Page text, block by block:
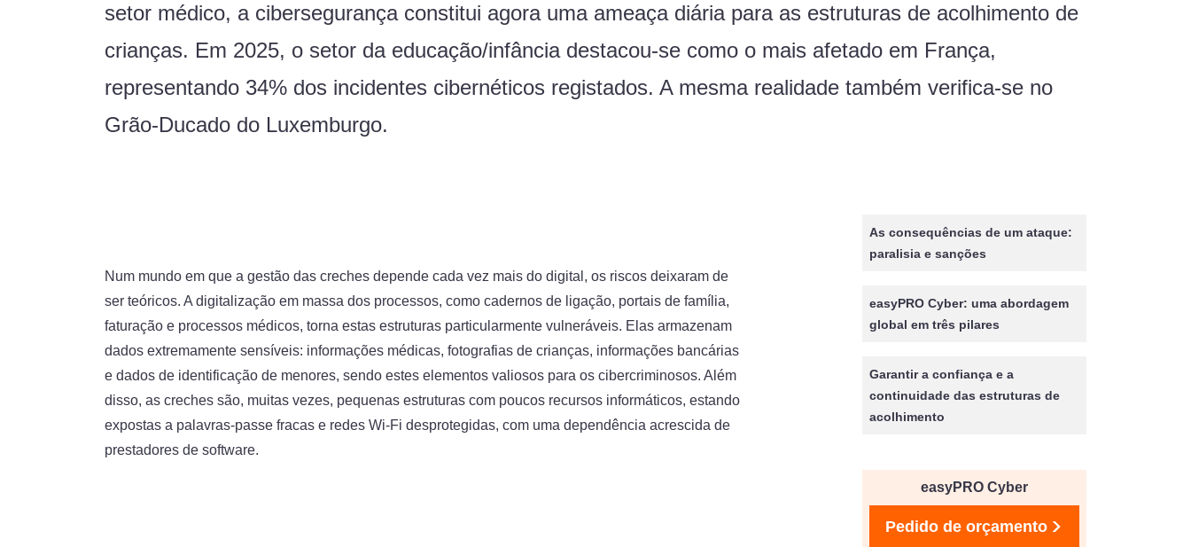
setor médico, a cibersegurança constitui agora uma ameaça diária para as estruturas de acolhimento de
crianças. Em 2025, o setor da educação/infância destacou-se como o mais afetado em França,
representando 34% dos incidentes cibernéticos registados. A mesma realidade também verifica-se no
Grão-Ducado do Luxemburgo.
As consequências de um ataque:
paralisia e sanções
easyPRO Cyber: uma abordagem
global em três pilares
Garantir a confiança e a
continuidade das estruturas de
acolhimento
easyPRO Cyber
Pedido de orçamento
Num mundo em que a gestão das creches depende cada vez mais do digital, os riscos deixaram de
ser teóricos. A digitalização em massa dos processos, como cadernos de ligação, portais de família,
faturação e processos médicos, torna estas estruturas particularmente vulneráveis. Elas armazenam
dados extremamente sensíveis: informações médicas, fotografias de crianças, informações bancárias
e dados de identificação de menores, sendo estes elementos valiosos para os cibercriminosos. Além
disso, as creches são, muitas vezes, pequenas estruturas com poucos recursos informáticos, estando
expostas a palavras-passe fracas e redes Wi-Fi desprotegidas, com uma dependência acrescida de
prestadores de software.